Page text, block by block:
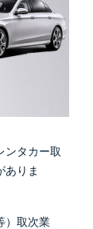
ンタカー取
ありま
）取次業